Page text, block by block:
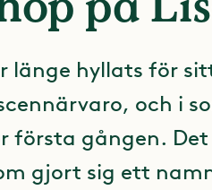
länge hyllats för
och i
första gången.
gjort sig ett